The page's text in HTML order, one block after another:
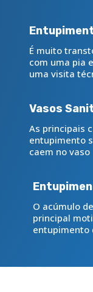
É muito
com uma pia
uma visita
Vasos
As principais
entupimento
caem no vaso
O acúmulo
principal
entupimento